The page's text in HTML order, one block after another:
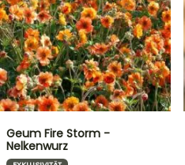
Geum Fire Storm -
Nelkenwurz